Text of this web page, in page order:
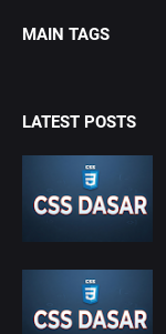
MAIN TAGS
LATEST POSTS